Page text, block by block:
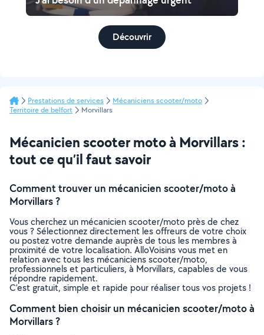
Découvrir
Prestations de services
Mécaniciens scooter/moto
Territoire de belfort
Morvillars
Mécanicien scooter moto à Morvillars :
tout ce qu’il faut savoir
Comment trouver un mécanicien scooter/moto à
Morvillars ?
Vous cherchez un mécanicien scooter/moto près de chez
vous ? Sélectionnez directement les offreurs de votre choix
ou postez votre demande auprès de tous les membres à
proximité de votre localisation. AlloVoisins vous met en
relation avec tous les mécaniciens scooter/moto,
professionnels et particuliers, à Morvillars, capables de vous
répondre rapidement.
C’est gratuit, simple et rapide pour réaliser tous vos projets !
Comment bien choisir un mécanicien scooter/moto à
Morvillars ?